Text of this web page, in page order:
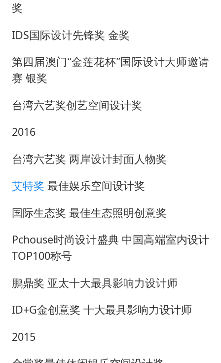
奖
IDS国际设计先锋奖 金奖
第四届澳门“金莲花杯”国际设计大师邀请
赛 银奖
台湾六艺奖创艺空间设计奖
2016
台湾六艺奖 两岸设计封面人物奖
艾特奖 最佳娱乐空间设计奖
国际生态奖 最佳生态照明创意奖
Pchouse时尚设计盛典 中国高端室内设计
TOP100称号
鹏鼎奖 亚太十大最具影响力设计师
ID+G金创意奖 十大最具影响力设计师
2015